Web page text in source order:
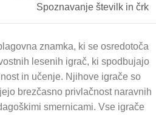
Spoznavanje številk in črk
znamka, ki se osredotoča
lesenih igrač, ki spodbujajo
in učenje. Njihove igrače so
brezčasno privlačnost naravnih
smernicami. Vse igrače